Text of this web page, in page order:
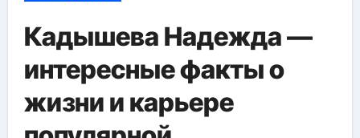
Кадышева Надежда —
интересные факты о
жизни и карьере